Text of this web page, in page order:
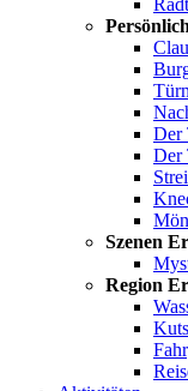
Der
Der
Szenen
Region